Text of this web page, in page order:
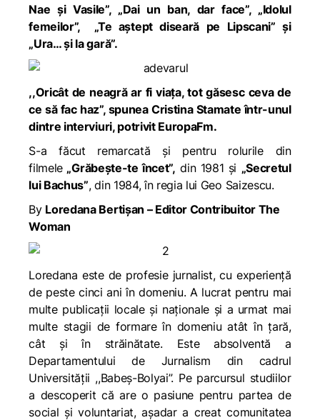
Nae și Vasile”, „Dai un ban, dar face”, „Idolul
femeilor”, „Te aștept diseară pe Lipscani”și
„Ura… și la gară”.
,,Oricât de neagră ar fi viața, tot găsesc ceva de
ce să fac haz”, spunea Cristina Stamate într-unul
dintre interviuri, potrivit EuropaFm.
S-a făcut remarcată și pentru rolurile din
filmele „Grăbeşte-te încet”, din 1981 şi „Secretul
lui Bachus”, din 1984, în regia lui Geo Saizescu.
By Loredana Bertișan – Editor Contribuitor The
Woman
Loredana este de profesie jurnalist, cu experiență
de peste cinci ani în domeniu. A lucrat pentru mai
multe publicații locale și naționale și a urmat mai
multe stagii de formare în domeniu atât în țară,
cât și în străinătate. Este absolventă a
Departamentului de Jurnalism din cadrul
Universității ,,Babeș-Bolyai”. Pe parcursul studiilor
a descoperit că are o pasiune pentru partea de
social și voluntariat, așadar a creat comunitatea